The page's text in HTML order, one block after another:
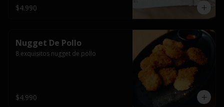
$4.990
Nugget De Pollo
8 exquisitos nugget de pollo
$4.990